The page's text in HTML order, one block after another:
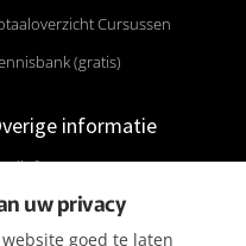
Cursussen
(gratis)
informatie
uw privacy
goed te laten